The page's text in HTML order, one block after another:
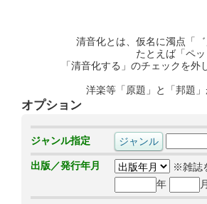
清音化とは、仮名に濁点「
たとえば「ペ
「清音化する」のチェックを
洋楽等「原題」と「邦題
オプション
ジャンル指定
出版／発行年月
※雑誌
年